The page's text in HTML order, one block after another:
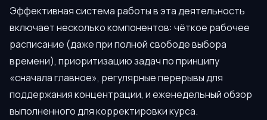
Эффективная система работы в эта деятельность
включает несколько компонентов: чёткое рабочее
расписание (даже при полной свободе выбора
времени), приоритизацию задач по принципу
«сначала главное», регулярные перерывы для
поддержания концентрации, и еженедельный обзор
выполненного для корректировки курса.